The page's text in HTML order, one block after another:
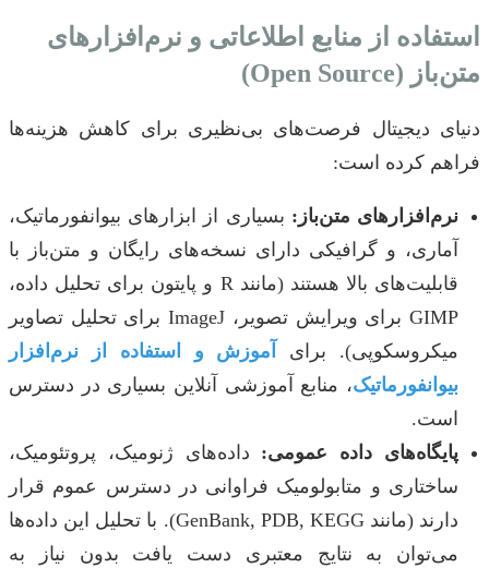
استفاده از منابع اطلاعاتی و نرم‌افزارهای
متن‌باز (Open Source)
دنیای دیجیتال فرصت‌های بی‌نظیری برای کاهش هزینه‌ها
فراهم کرده است:
نرم‌افزارهای متن‌باز: بسیاری از ابزارهای بیوانفورماتیک،
آماری، و گرافیکی دارای نسخه‌های رایگان و متن‌باز با
قابلیت‌های بالا هستند (مانند R و پایتون برای تحلیل داده،
GIMP برای ویرایش تصویر، ImageJ برای تحلیل تصاویر
میکروسکوپی). برای
آموزش و استفاده از نرم‌افزار
بیوانفورماتیک، منابع آموزشی آنلاین بسیاری در دسترس
است.
پایگاه‌های داده عمومی: داده‌های ژنومیک، پروتئومیک،
ساختاری و متابولومیک فراوانی در دسترس عموم قرار
دارند (مانند GenBank, PDB, KEGG). با تحلیل این داده‌ها
می‌توان به نتایج معتبری دست یافت بدون نیاز به